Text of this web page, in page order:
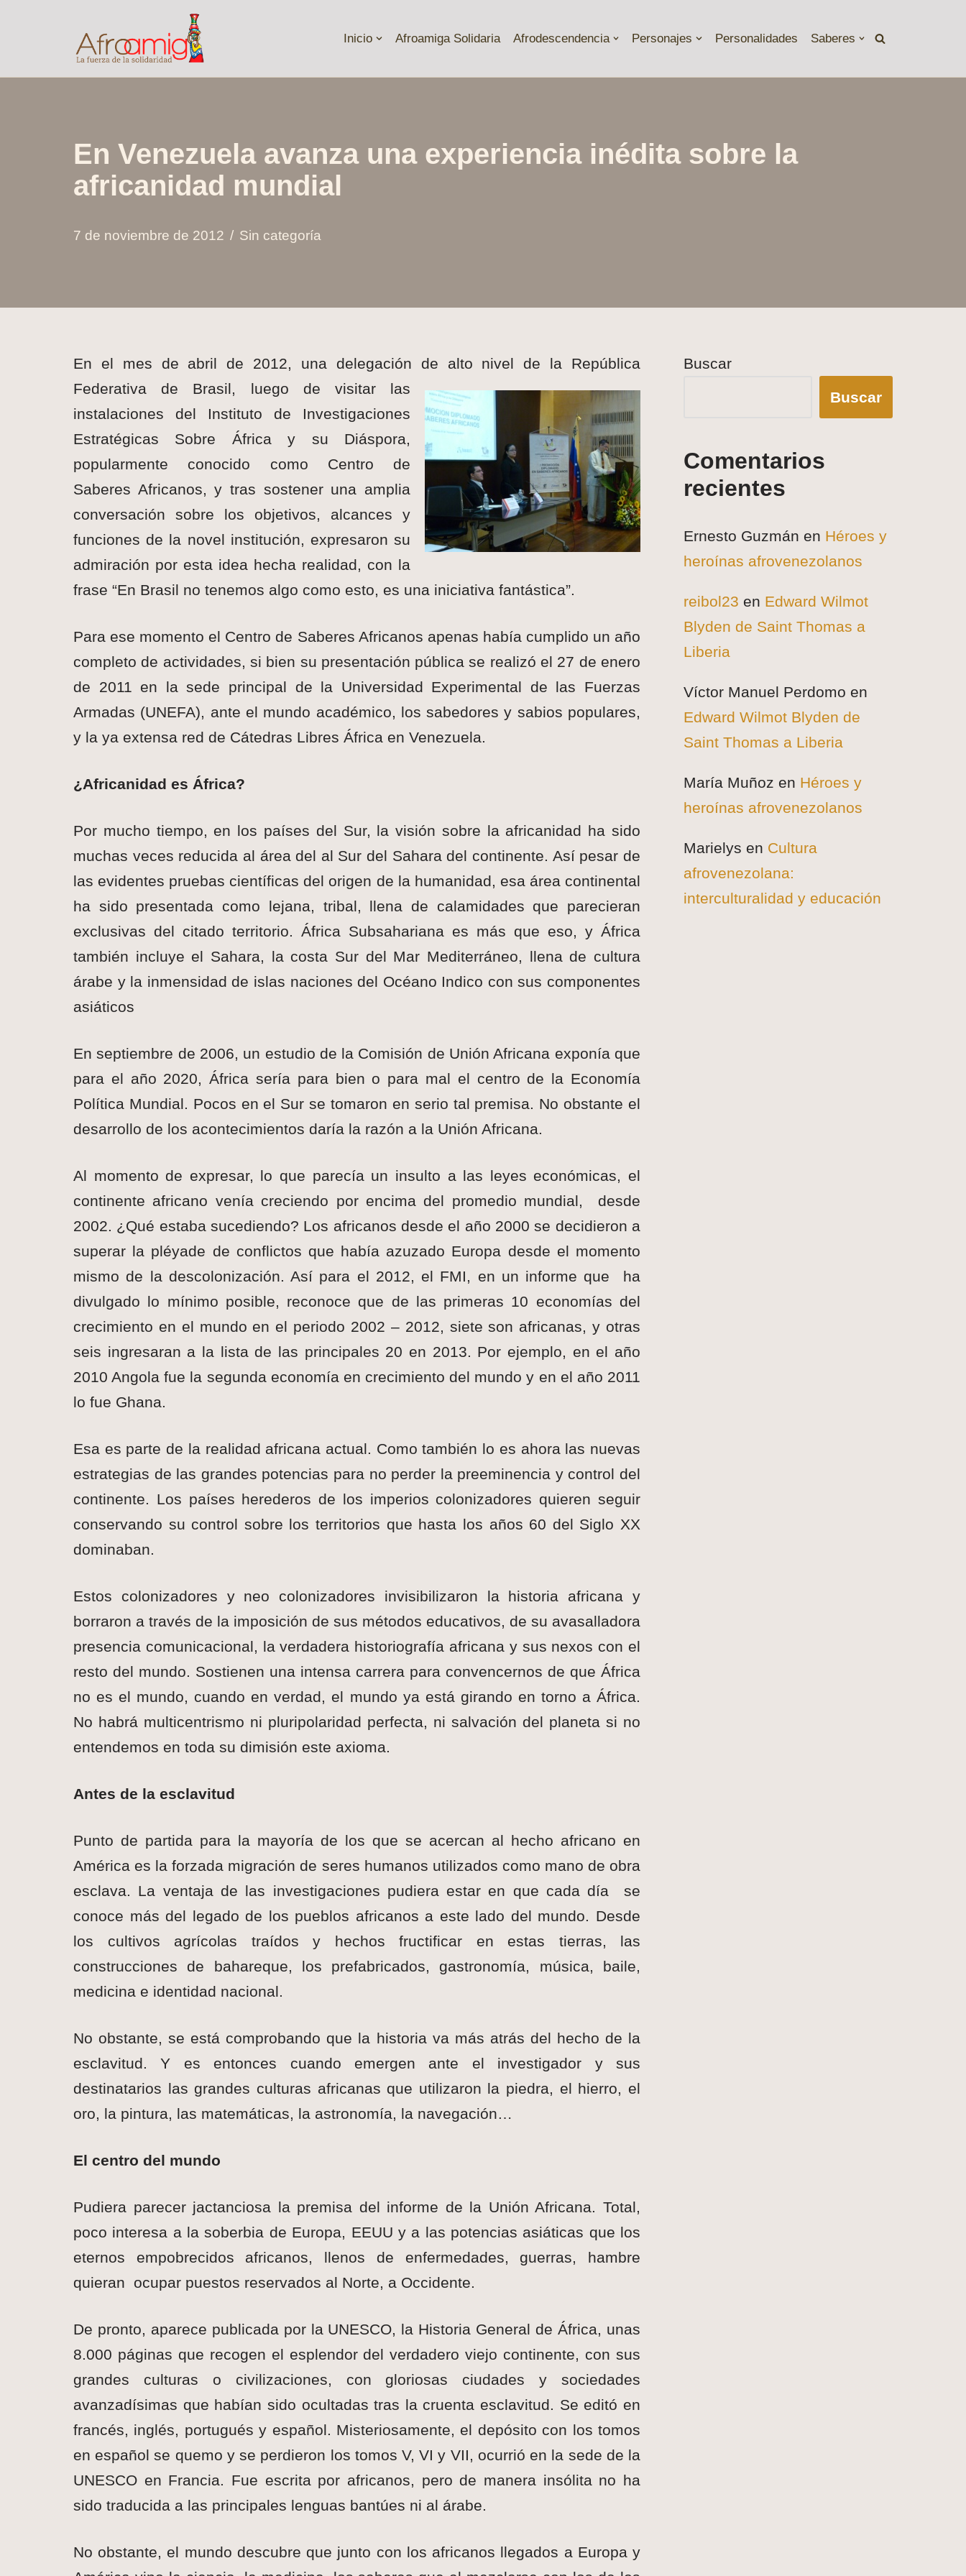
Inicio Afroamiga Solidaria Afrodescendencia Personajes Personalidades Saberes
En Venezuela avanza una experiencia inédita sobre la
africanidad mundial
7 de noviembre de 2012 Sin categoría
En el mes de abril de 2012, una delegación de alto nivel de la República
Federativa de Brasil, luego de visitar las
instalaciones del Instituto de Investigaciones
Estratégicas Sobre África y su Diáspora,
popularmente conocido como Centro de
Saberes Africanos, y tras sostener una amplia
conversación sobre los objetivos, alcances y
funciones de la novel institución, expresaron su
admiración por esta idea hecha realidad, con la
frase “En Brasil no tenemos algo como esto, es una iniciativa fantástica”.
Para ese momento el Centro de Saberes Africanos apenas había cumplido un año
completo de actividades, si bien su presentación pública se realizó el 27 de enero
de 2011 en la sede principal de la Universidad Experimental de las Fuerzas
Armadas (UNEFA), ante el mundo académico, los sabedores y sabios populares,
y la ya extensa red de Cátedras Libres África en Venezuela.
¿Africanidad es África?
Por mucho tiempo, en los países del Sur, la visión sobre la africanidad ha sido
muchas veces reducida al área del al Sur del Sahara del continente. Así pesar de
las evidentes pruebas científicas del origen de la humanidad, esa área continental
ha sido presentada como lejana, tribal, llena de calamidades que parecieran
exclusivas del citado territorio. África Subsahariana es más que eso, y África
también incluye el Sahara, la costa Sur del Mar Mediterráneo, llena de cultura
árabe y la inmensidad de islas naciones del Océano Indico con sus componentes
asiáticos
En septiembre de 2006, un estudio de la Comisión de Unión Africana exponía que
para el año 2020, África sería para bien o para mal el centro de la Economía
Política Mundial. Pocos en el Sur se tomaron en serio tal premisa. No obstante el
desarrollo de los acontecimientos daría la razón a la Unión Africana.
Al momento de expresar, lo que parecía un insulto a las leyes económicas, el
continente africano venía creciendo por encima del promedio mundial, desde
2002. ¿Qué estaba sucediendo? Los africanos desde el año 2000 se decidieron a
superar la pléyade de conflictos que había azuzado Europa desde el momento
mismo de la descolonización. Así para el 2012, el FMI, en un informe que ha
divulgado lo mínimo posible, reconoce que de las primeras 10 economías del
crecimiento en el mundo en el periodo 2002 – 2012, siete son africanas, y otras
seis ingresaran a la lista de las principales 20 en 2013. Por ejemplo, en el año
2010 Angola fue la segunda economía en crecimiento del mundo y en el año 2011
lo fue Ghana.
Esa es parte de la realidad africana actual. Como también lo es ahora las nuevas
estrategias de las grandes potencias para no perder la preeminencia y control del
continente. Los países herederos de los imperios colonizadores quieren seguir
conservando su control sobre los territorios que hasta los años 60 del Siglo XX
dominaban.
Estos colonizadores y neo colonizadores invisibilizaron la historia africana y
borraron a través de la imposición de sus métodos educativos, de su avasalladora
presencia comunicacional, la verdadera historiografía africana y sus nexos con el
resto del mundo. Sostienen una intensa carrera para convencernos de que África
no es el mundo, cuando en verdad, el mundo ya está girando en torno a África.
No habrá multicentrismo ni pluripolaridad perfecta, ni salvación del planeta si no
entendemos en toda su dimisión este axioma.
Antes de la esclavitud
Punto de partida para la mayoría de los que se acercan al hecho africano en
América es la forzada migración de seres humanos utilizados como mano de obra
esclava. La ventaja de las investigaciones pudiera estar en que cada día se
conoce más del legado de los pueblos africanos a este lado del mundo. Desde
los cultivos agrícolas traídos y hechos fructificar en estas tierras, las
construcciones de bahareque, los prefabricados, gastronomía, música, baile,
medicina e identidad nacional.
No obstante, se está comprobando que la historia va más atrás del hecho de la
esclavitud. Y es entonces cuando emergen ante el investigador y sus
destinatarios las grandes culturas africanas que utilizaron la piedra, el hierro, el
oro, la pintura, las matemáticas, la astronomía, la navegación…
El centro del mundo
Pudiera parecer jactanciosa la premisa del informe de la Unión Africana. Total,
poco interesa a la soberbia de Europa, EEUU y a las potencias asiáticas que los
eternos empobrecidos africanos, llenos de enfermedades, guerras, hambre
quieran ocupar puestos reservados al Norte, a Occidente.
De pronto, aparece publicada por la UNESCO, la Historia General de África, unas
8.000 páginas que recogen el esplendor del verdadero viejo continente, con sus
grandes culturas o civilizaciones, con gloriosas ciudades y sociedades
avanzadísimas que habían sido ocultadas tras la cruenta esclavitud. Se editó en
francés, inglés, portugués y español. Misteriosamente, el depósito con los tomos
en español se quemo y se perdieron los tomos V, VI y VII, ocurrió en la sede de la
UNESCO en Francia. Fue escrita por africanos, pero de manera insólita no ha
sido traducida a las principales lenguas bantúes ni al árabe.
No obstante, el mundo descubre que junto con los africanos llegados a Europa y
Buscar
Buscar
Comentarios
recientes
Ernesto Guzmán en Héroes y
heroínas afrovenezolanos
reibol23 en Edward Wilmot
Blyden de Saint Thomas a
Liberia
Víctor Manuel Perdomo en
Edward Wilmot Blyden de
Saint Thomas a Liberia
María Muñoz en Héroes y
heroínas afrovenezolanos
Marielys en Cultura
afrovenezolana:
interculturalidad y educación